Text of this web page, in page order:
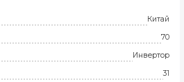
Китай
70
Инвертор
31